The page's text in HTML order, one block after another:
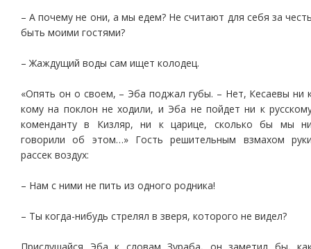
– А почему не они, а мы едем? Не считают для себя за
быть моими гостями?
– Жаждущий воды сам ищет колодец.
«Опять он о своем, – Эба поджал губы. – Нет, Кесаевы ни
кому на поклон не ходили, и Эба не пойдет ни к
коменданту в Кизляр, ни к царице, сколько бы мы
говорили об этом…» Гость решительным взмахом
рассек воздух:
– Нам с ними не пить из одного родника!
– Ты когда-нибудь стрелял в зверя, которого не видел?
Прислушайся Эба к словам Зураба, он заметил бы,